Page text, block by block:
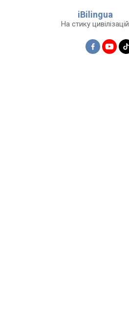
iBilingua
На стику цивілізацій